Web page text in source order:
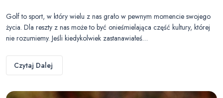
Golf to sport, w który wielu z nas grało w pewnym momencie swojego
życia. Dla reszty z nas może to być onieśmielająca część kultury, której
nie rozumiemy. Jeśli kiedykolwiek zastanawiałeś…
Czytaj Dalej